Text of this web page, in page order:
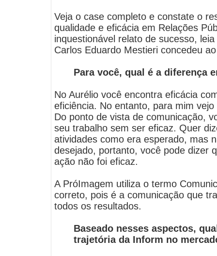
Veja o case completo e constate o
qualidade e eficácia em Relações
inquestionável relato de sucesso,
Carlos Eduardo Mestieri concedeu
Para você, qual é a diferença
No Aurélio você encontra eficácia
eficiência. No entanto, para mim
Do ponto de vista de comunicação,
seu trabalho sem ser eficaz. Quer
atividades como era esperado, mas
desejado, portanto, você pode dizer
ação não foi eficaz.
A PróImagem utiliza o termo
correto, pois é a comunicação que
todos os resultados.
Baseado nesses aspectos,
trajetória da Inform no